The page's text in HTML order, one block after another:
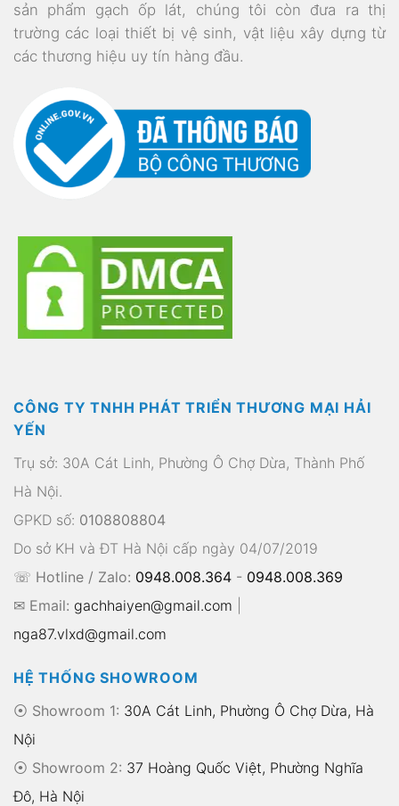
sản phẩm gạch ốp lát, chúng tôi còn đưa ra thị
trường các loại thiết bị vệ sinh, vật liệu xây dựng từ
các thương hiệu uy tín hàng đầu.
CÔNG TY TNHH PHÁT TRIỂN THƯƠNG MẠI HẢI
YẾN
Trụ sở: 30A Cát Linh, Phường Ô Chợ Dừa, Thành Phố
Hà Nội.
GPKD số: 0108808804
Do sở KH và ĐT Hà Nội cấp ngày 04/07/2019
☏ Hotline / Zalo: 0948.008.364 - 0948.008.369
✉ Email: gachhaiyen@gmail.com
nga87.vlxd@gmail.com
HỆ THỐNG SHOWROOM
⦿ Showroom 1: 30A Cát Linh, Phường Ô Chợ Dừa, Hà
Nội
⦿ Showroom 2: 37 Hoàng Quốc Việt, Phường Nghĩa
Đô, Hà Nội